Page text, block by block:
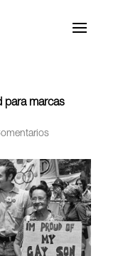
para marcas